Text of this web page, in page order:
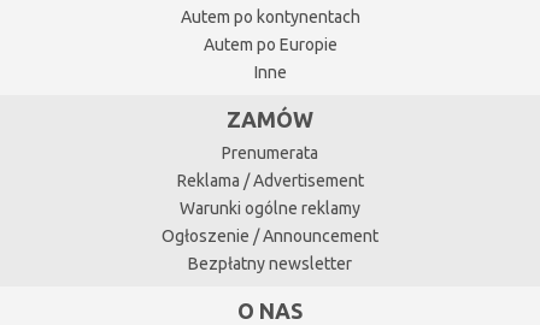
Autem po kontynentach
Autem po Europie
Inne
ZAMÓW
Prenumerata
Reklama / Advertisement
Warunki ogólne reklamy
Ogłoszenie / Announcement
Bezpłatny newsletter
O NAS